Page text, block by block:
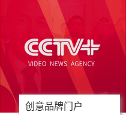
创意品牌门户